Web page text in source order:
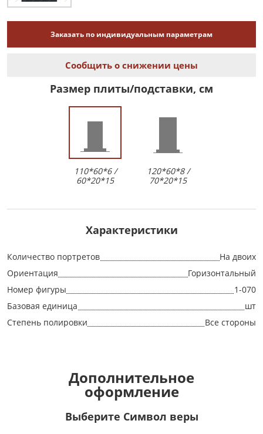
Заказать по индивидуальным параметрам
Сообщить о снижении цены
Размер плиты/подставки, см
110*60*6 /
60*20*15
120*60*8 /
70*20*15
Характеристики
Количество портретов
На двоих
Ориентация
Горизонтальный
Номер фигуры
1-070
Базовая единица
шт
Степень полировки
Все стороны
Дополнительное
оформление
Выберите Символ веры